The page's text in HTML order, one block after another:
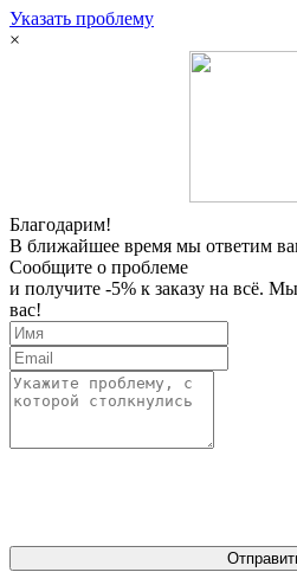
Указать проблему
×
Благодарим!
В ближайшее время мы ответим
Сообщите о проблеме
и получите -5% к заказу на всё.
вас!